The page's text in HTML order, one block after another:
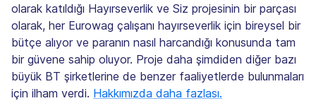
olarak katıldığı Hayırseverlik ve Siz projesinin bir parçası
olarak, her Eurowag çalışanı hayırseverlik için bireysel bir
bütçe alıyor ve paranın nasıl harcandığı konusunda tam
bir güvene sahip oluyor. Proje daha şimdiden diğer bazı
büyük BT şirketlerine de benzer faaliyetlerde bulunmaları
için ilham verdi. Hakkımızda daha fazlası.